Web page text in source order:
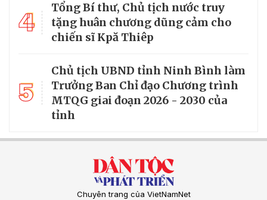
4
Tổng Bí thư, Chủ tịch nước truy
tặng huân chương dũng cảm cho
chiến sĩ Kpă Thiêp
5
Chủ tịch UBND tỉnh Ninh Bình làm
Trưởng Ban Chỉ đạo Chương trình
MTQG giai đoạn 2026 - 2030 của
tỉnh
Chuyên trang của VietNamNet